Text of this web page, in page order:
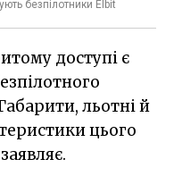
безпілотники Elbit
доступі є
льотні й
цього